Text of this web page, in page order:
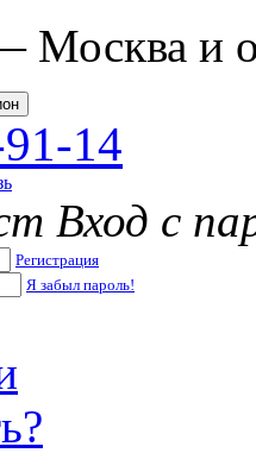
Москва и
14
Вход с
Регистрация
Я забыл пароль!